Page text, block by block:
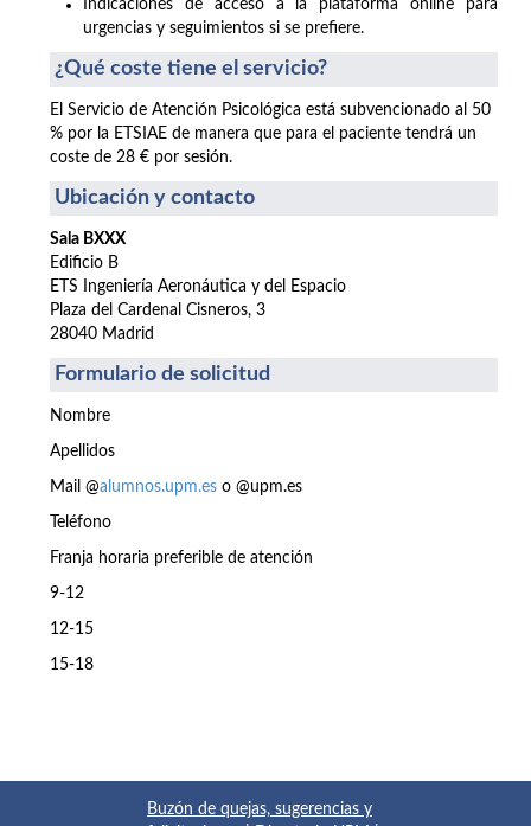
Indicaciones de acceso a la plataforma online para
urgencias y seguimientos si se prefiere.
¿Qué coste tiene el servicio?
El Servicio de Atención Psicológica está subvencionado al 50
% por la ETSIAE de manera que para el paciente tendrá un
coste de 28 € por sesión.
Ubicación y contacto
Sala BXXX
Edificio B
ETS Ingeniería Aeronáutica y del Espacio
Plaza del Cardenal Cisneros, 3
28040 Madrid
Formulario de solicitud
Nombre
Apellidos
Mail @alumnos.upm.es o @upm.es
Teléfono
Franja horaria preferible de atención
9-12
12-15
15-18
Buzón de quejas, sugerencias y